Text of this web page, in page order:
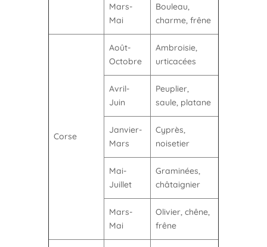
Mars-
Mai
Bouleau,
charme, frêne
Corse
Août-
Octobre
Ambroisie,
urticacées
Avril-
Juin
Peuplier,
saule, platane
Janvier-
Mars
Cyprès,
noisetier
Mai-
Juillet
Graminées,
châtaignier
Mars-
Mai
Olivier, chêne,
frêne